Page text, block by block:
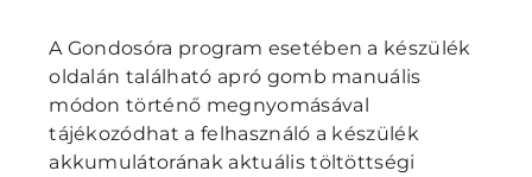
A Gondosóra program esetében a készülék
oldalán található apró gomb manuális
módon történő megnyomásával
tájékozódhat a felhasználó a készülék
akkumulátorának aktuális töltöttségi